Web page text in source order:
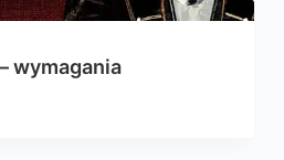
wymagania